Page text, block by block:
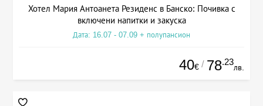
Хотел Мария Антоанета Резиденс в Банско: Почивка с
включени напитки и закуска
Дата: 16.07 - 07.09 + полупансион
40€ / 78.23
лв.